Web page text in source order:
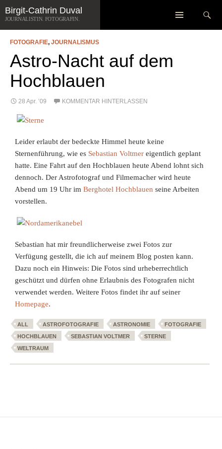
Zum
Inhalt
springen
Suchen
SCHLAGWORT-ARCHIV: ALL
FOTOGRAFIE, JOURNALISMUS
Astro-Nacht auf dem
Hochblauen
28 Apr. ’09 KOMMENTAR HINTERLASSEN
Leider erlaubt der bedeckte Himmel heute keine
Sternenführung, wie es Sebastian Voltmereigentlich geplant
hatte. Eine Fahrt auf den Hochblauen heute Abend lohnt sich
dennoch. Der Astrofotograf und Filmemacher wird heute
Abend um 19 Uhr imBerghotel Hochblauen seine Arbeiten
vorstellen.
Sebastian hat mir freundlicherweise zwei Fotos zur
Verfügung gestellt, die ich auf meinem Blog posten kann.
Dazu noch ein Hinweis: Die Fotos sind urheberrechtlich
geschützt und dürfen ohne Erlaubnis des Fotografen nicht
verwendet werden. Weitere Fotos findet ihr auf seiner
Homepage.
ALL ASTROFOTOGRAFIE ASTRONOMIE
FOTOGRAFIE
HOCHBLAUEN
SEBASTIAN VOLTMER
STERNE
WELTRAUM
Birgit-Cathrin Duval
JOURNALISTIN. FOTOGRAFIN.